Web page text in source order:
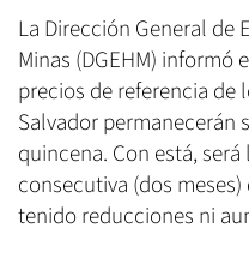
La Dirección General de
Minas (DGEHM) informó
precios de referencia de
Salvador permanecerán
quincena. Con está,
consecutiva (dos
tenido reducciones ni